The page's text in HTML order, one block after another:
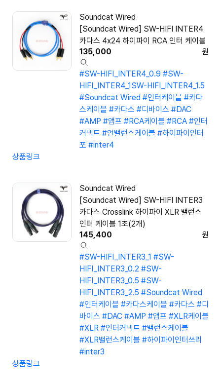
Soundcat Wired
[Soundcat Wired] SW-HIFI INTER4
카다스 4x24 하이파이 RCA 인터 케이블
135,000
원
#SW-HIFI_INTER4_0.9 #SW-
HIFI_INTER4_1SW-HIFI_INTER4_1.5
#Soundcat Wired #인터케이블 #카다
스케이블 #카다스 #디바이스 #DAC
#AMP #앰프 #RCA케이블 #RCA #인터
커넥트 #언밸런스케이블 #하이파이인터
포 #inter4
상품링크
Soundcat Wired
[Soundcat Wired] SW-HIFI INTER3
카다스 Crosslink 하이파이 XLR 밸런스
인터 케이블 1조(2개)
145,400
원
#SW-HIFI_INTER3_1 #SW-
HIFI_INTER3_0.2 #SW-
HIFI_INTER3_0.5 #SW-
HIFI_INTER3_2.5 #Soundcat Wired
#인터케이블 #카다스케이블 #카다스 #디
바이스 #DAC #AMP #앰프 #XLR케이블
#XLR #인터커넥트 #밸런스케이블
#XLR밸런스케이블 #하이파이인터쓰리
#inter3
상품링크